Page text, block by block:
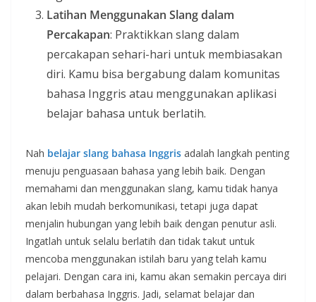
Latihan Menggunakan Slang dalam
Percakapan: Praktikkan slang dalam
percakapan sehari-hari untuk membiasakan
diri. Kamu bisa bergabung dalam komunitas
bahasa Inggris atau menggunakan aplikasi
belajar bahasa untuk berlatih.
Nah belajar slang bahasa Inggris adalah langkah penting
menuju penguasaan bahasa yang lebih baik. Dengan
memahami dan menggunakan slang, kamu tidak hanya
akan lebih mudah berkomunikasi, tetapi juga dapat
menjalin hubungan yang lebih baik dengan penutur asli.
Ingatlah untuk selalu berlatih dan tidak takut untuk
mencoba menggunakan istilah baru yang telah kamu
pelajari. Dengan cara ini, kamu akan semakin percaya diri
dalam berbahasa Inggris. Jadi, selamat belajar dan